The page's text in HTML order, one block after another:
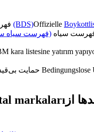
(BDS)Offizielle
سیاه (فهرست سیاه
kara listesine yatırım
Bedingungslose
markaları